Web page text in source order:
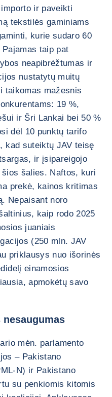
ir paveikti
tekstilės gaminiams
kurie sudaro 60
taip pat
neapibrėžtumas ir
nustatytų muitų
taikomas mažesnis
19 %,
ir Šri Lankai bei 50 %
dėl 10 punktų tarifo
kad suteiktų JAV teisę
ir įsipareigojo
šalies. Naftos, kuri
prekė, kainos kritimas
Nepaisant noro
kaip rodo 2025
juaniais
(250 mln. JAV
priklausys nuo išorinės
einamosios
apmokėtų savo
mėn. parlamento
– Pakistano
N) ir Pakistano
su penkiomis kitomis